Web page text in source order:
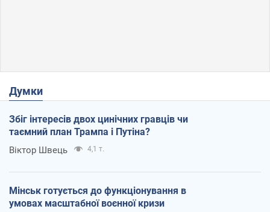
Думки
Збіг інтересів двох цинічних гравців чи
таємний план Трампа і Путіна?
Віктор Швець 4,1 т.
Мінськ готується до функціонування в
умовах масштабної воєнної кризи